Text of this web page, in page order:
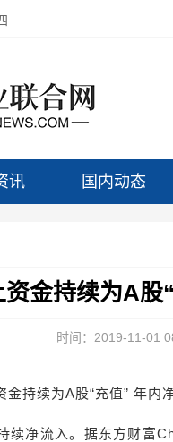
讯 国内动态
金持续为A股
时间：2019-11-01
金持续为A股“充值” 年内
续净流入。据东方财富